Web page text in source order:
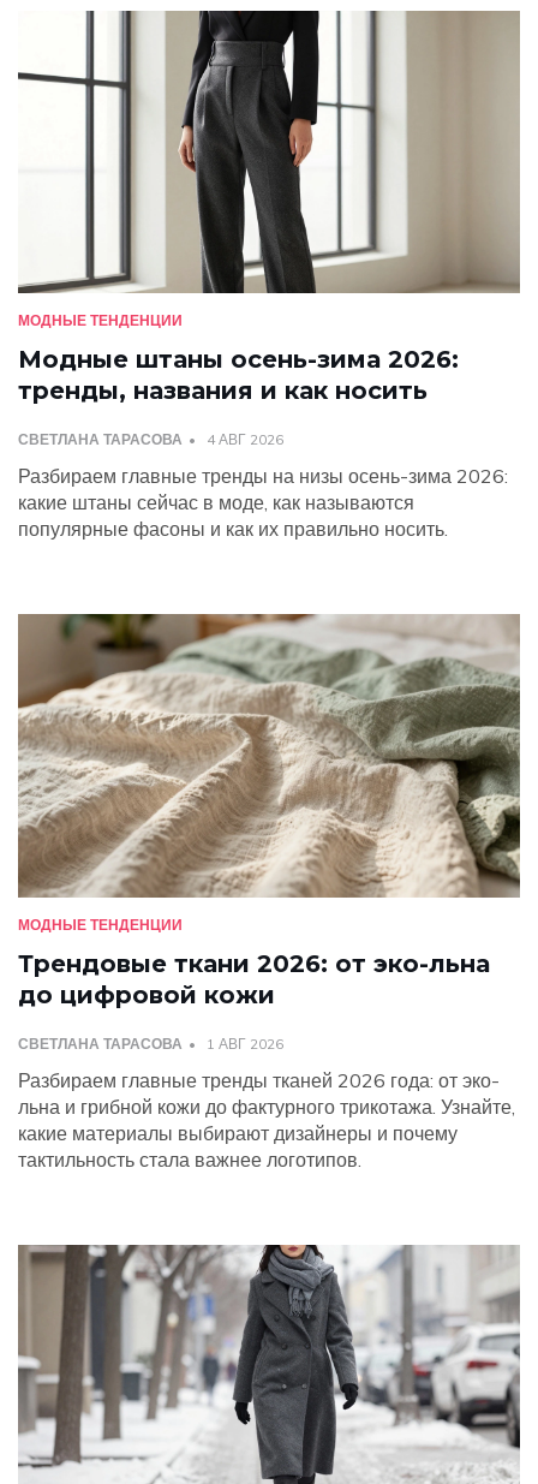
МОДНЫЕ ТЕНДЕНЦИИ
Модные штаны осень-зима 2026:
тренды, названия и как носить
СВЕТЛАНА ТАРАСОВА 4 АВГ 2026
Разбираем главные тренды на низы осень-зима 2026:
какие штаны сейчас в моде, как называются
популярные фасоны и как их правильно носить.
МОДНЫЕ ТЕНДЕНЦИИ
Трендовые ткани 2026: от эко-льна
до цифровой кожи
СВЕТЛАНА ТАРАСОВА 1 АВГ 2026
Разбираем главные тренды тканей 2026 года: от эко-
льна и грибной кожи до фактурного трикотажа. Узнайте,
какие материалы выбирают дизайнеры и почему
тактильность стала важнее логотипов.